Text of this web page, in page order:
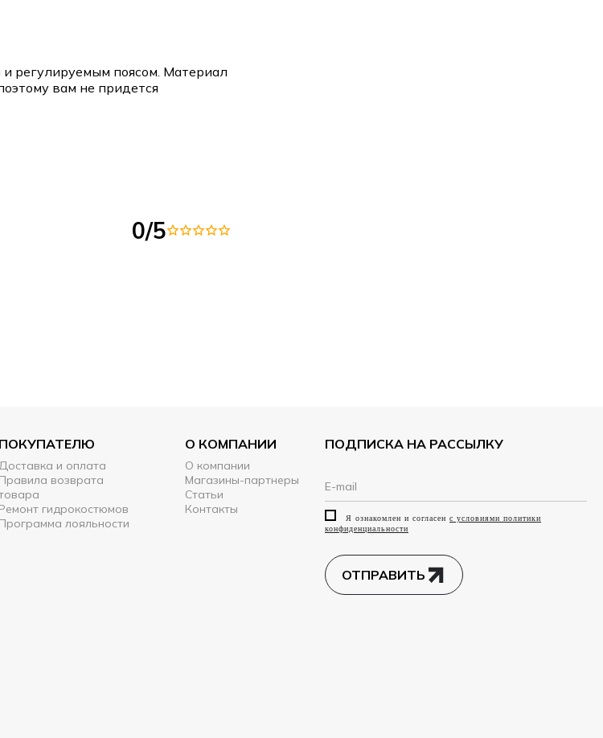
регулируемым поясом. Материал
вам не придется
0/5
ПОКУПАТЕЛЮ
Доставка и оплата
Правила возврата
Ремонт гидрокостюмов
Программа лояльности
О КОМПАНИИ
О компании
Магазины-партнеры
Статьи
Контакты
ПОДПИСКА НА РАССЫЛКУ
Я ознакомлен и согласен с условиями политики
конфиденциальности
ОТПРАВИТЬ